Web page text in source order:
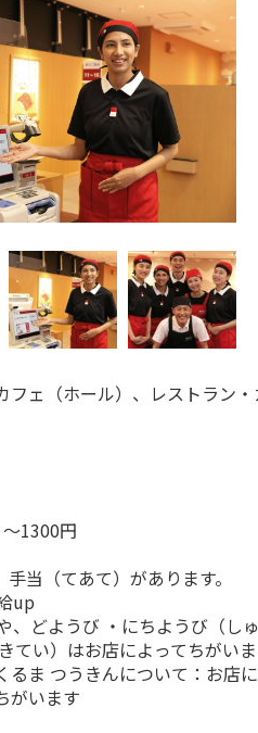
フェ（ホール）、レストラン
1300円
当（てあて）があります。
up
、どようび ・にちようび（し
てい）はお店によってちがい
るま つうきんについて：お店
がいます